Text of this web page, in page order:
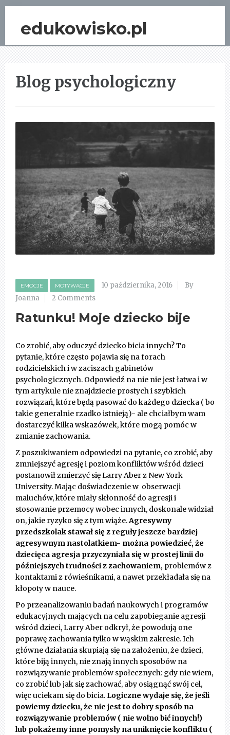
edukowisko.pl
Blog psychologiczny
EMOCJE MOTYWACJE 10 października, 2016
By
Joanna
2 Comments
Ratunku! Moje dziecko bije
Co zrobić, aby oduczyć dziecko bicia innych? To
pytanie, które często pojawia się na forach
rodzicielskich i w zaciszach gabinetów
psychologicznych. Odpowiedź na nie nie jest łatwa i w
tym artykule nie znajdziecie prostych i szybkich
rozwiązań, które będą pasować do każdego dziecka ( bo
takie generalnie rzadko istnieją)- ale chciałbym wam
dostarczyć kilka wskazówek, które mogą pomóc w
zmianie zachowania.
Z poszukiwaniem odpowiedzi na pytanie, co zrobić, aby
zmniejszyć agresję i poziom konfliktów wśród dzieci
postanowił zmierzyć się Larry Aber z New York
University. Mając doświadczenie w obserwacji
maluchów, które miały skłonność do agresji i
stosowanie przemocy wobec innych, doskonale widział
on, jakie ryzyko się z tym wiąże.Agresywny
przedszkolak stawał się z reguły jeszcze bardziej
agresywnym nastolatkiem- można powiedzieć, że
dziecięca agresja przyczyniała się w prostej linii do
późniejszych trudności z zachowaniem, problemów z
kontaktami z rówieśnikami, a nawet przekładała się na
kłopoty w nauce.
Po przeanalizowaniu badań naukowych i programów
edukacyjnych mających na celu zapobieganie agresji
wśród dzieci, Larry Aber odkrył, że powodują one
poprawę zachowania tylko w wąskim zakresie. Ich
główne działania skupiają się na założeniu, że dzieci,
które biją innych, nie znają innych sposobów na
rozwiązywanie problemów społecznych: gdy nie wiem,
co zrobić lub jak się zachować, aby osiągnąć swój cel,
więc uciekam się do bicia. Logiczne wydaje się, że jeśli
powiemy dziecku, że nie jest to dobry sposób na
rozwiązywanie problemów ( nie wolno bić innych!)
lub pokażemy inne pomysły na uniknięcie konfliktu (